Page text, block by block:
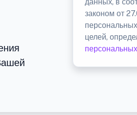
данных, в
законом от
целей,